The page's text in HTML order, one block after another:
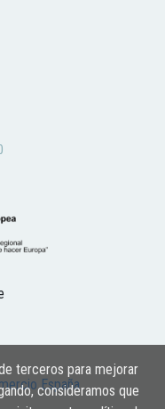
terceros para mejorar
consideramos que